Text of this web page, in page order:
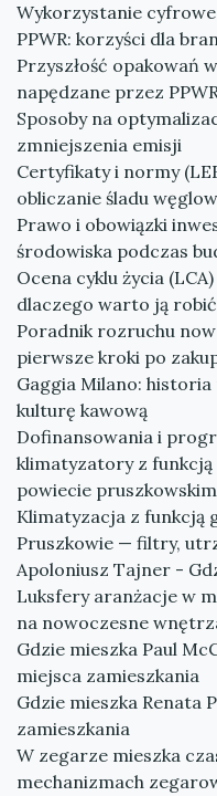
Wykorzystanie
PPWR: korzyści dla
Przyszłość opakowań
napędzane przez
Sposoby na
zmniejszenia emisji
Certyfikaty i normy
obliczanie śladu
Prawo i obowiązki
środowiska podczas
Ocena cyklu życia
dlaczego warto ją robić
Poradnik rozruchu
pierwsze kroki po
Gaggia Milano: historia
kulturę kawową
Dofinansowania i
klimatyzatory z
powiecie pruszkowskim
Klimatyzacja z funkcją
Pruszkowie — filtry,
Apoloniusz Tajner -
Luksfery aranżacje w
na nowoczesne
Gdzie mieszka Paul
miejsca zamieszkania
Gdzie mieszka Renata
zamieszkania
W zegarze mieszka
mechanizmach